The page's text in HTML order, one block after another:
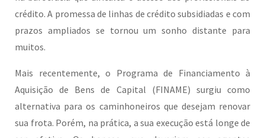
crédito. A promessa de linhas de crédito subsidiadas e com
prazos ampliados se tornou um sonho distante para
muitos.
Mais recentemente, o Programa de Financiamento à
Aquisição de Bens de Capital (FINAME) surgiu como
alternativa para os caminhoneiros que desejam renovar
sua frota. Porém, na prática, a sua execução está longe de